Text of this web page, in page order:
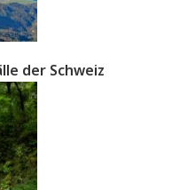
der Schweiz